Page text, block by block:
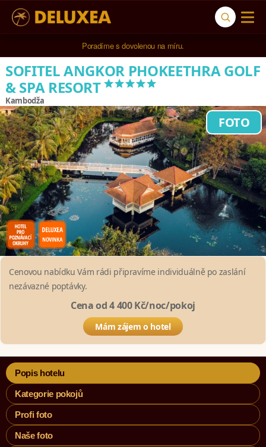
Poradíme s dovolenou na míru.
SOFITEL ANGKOR PHOKEETHRA GOLF
& SPA RESORT*****
Kambodža
FOTO
Cenovou nabídku Vám rádi připravíme individuálně po zaslání
nezávazné poptávky.
Cena od 4 400 Kč/noc/pokoj
Mám zájem o hotel
Popis hotelu
Kategorie pokojů
Profi foto
Naše foto